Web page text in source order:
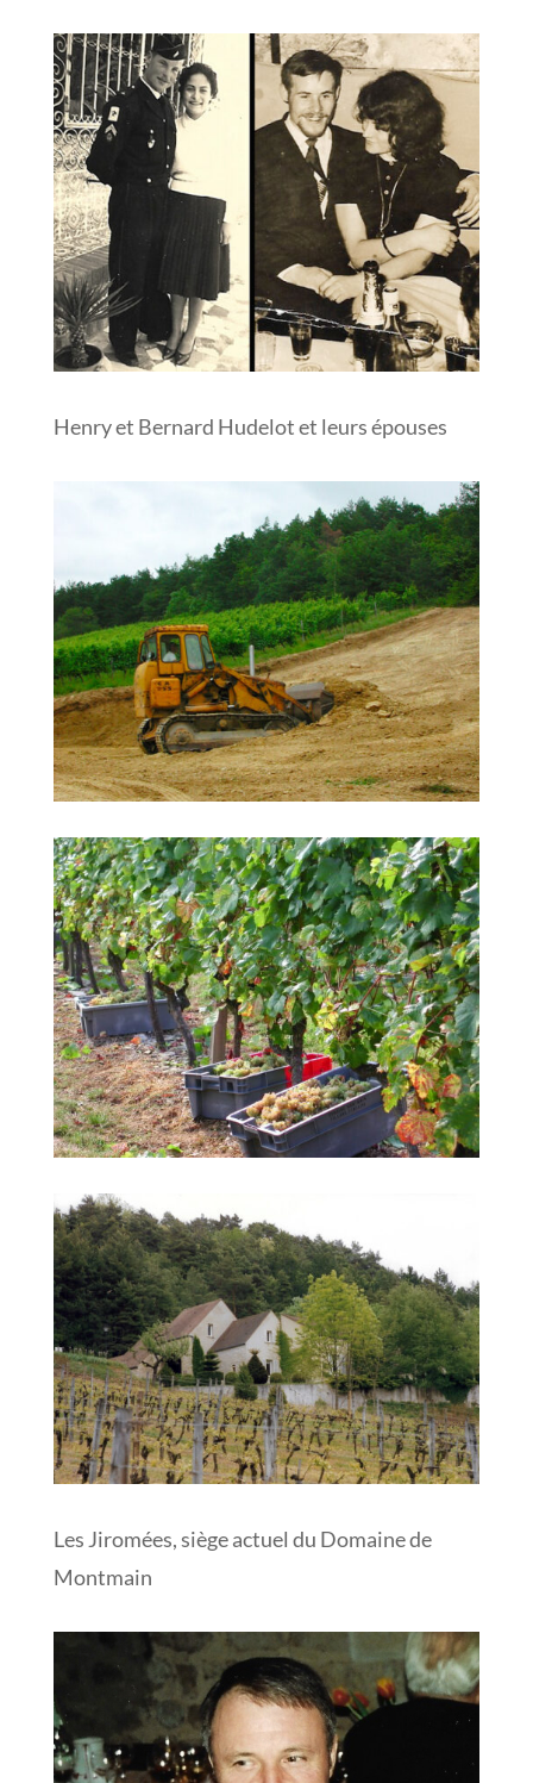
Henry et Bernard Hudelot et leurs épouses
Les Jiromées, siège actuel du Domaine de
Montmain